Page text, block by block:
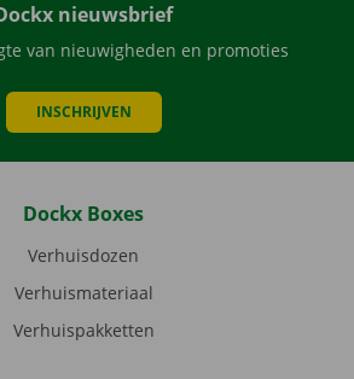
nieuwsbrief
van nieuwigheden en promoties
INSCHRIJVEN
Dockx Boxes
Verhuisdozen
Verhuismateriaal
Verhuispakketten